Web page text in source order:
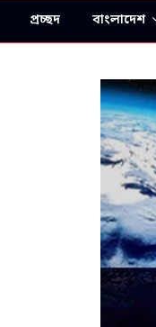
প্রচ্ছদ বাংলাদেশ